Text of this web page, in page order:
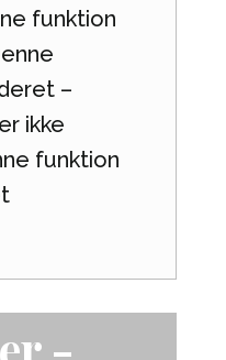
funktion
–
ikke
funktion